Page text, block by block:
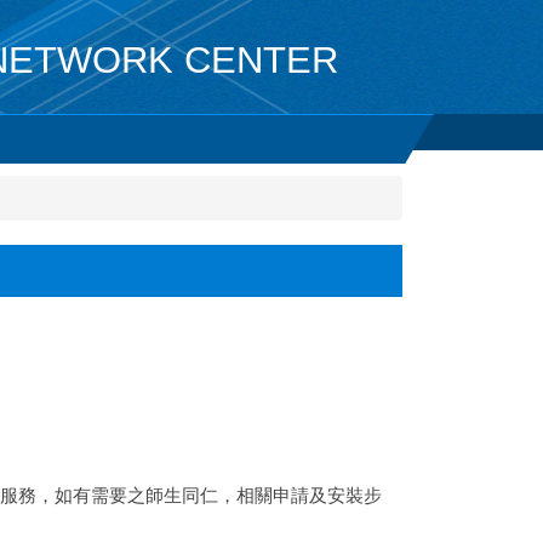
CENTER
務，如有需要之師生同仁，相關申請及安裝步